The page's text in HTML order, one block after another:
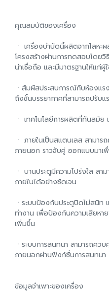
คุณสมบัติของเครื่อง
ㆍ เครื่องบำบัดนี้ผลิตจากโลห
โครงสร้างผ่านการทดสอบโดย
น่าเชื่อถือ และมีมาตรฐานให้แก่ผู้
ㆍสัมผัสประสบการณ์กับห้องแ
ถึงชั้นบรรยากาศที่สามารถปรั
ㆍ เทคโนโลยีการผลิตที่ทันสมั
ㆍ ภายในเป็นสแตนเลส สามาร
ภายนอก ราวจับคู่ ออกแบบมาเ
ㆍ บานประตูมีความโปร่งใส ส
ภายในได้อย่างชัดเจน
ㆍระบบป้องกันประตูปิดไม่สนิท
ทำงาน เพื่อป้องกันความเสียหา
เพิ่มขึ้น
ㆍระบบการสนทนา สามารถคว
ภายนอกผ่านฟังก์ชั่นการสนทนา
ข้อมูลจำเพาะของเครื่อง